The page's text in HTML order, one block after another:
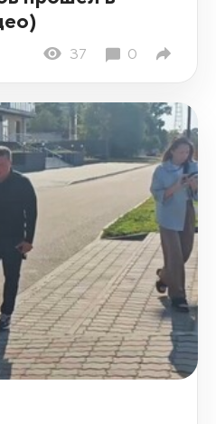
37 0